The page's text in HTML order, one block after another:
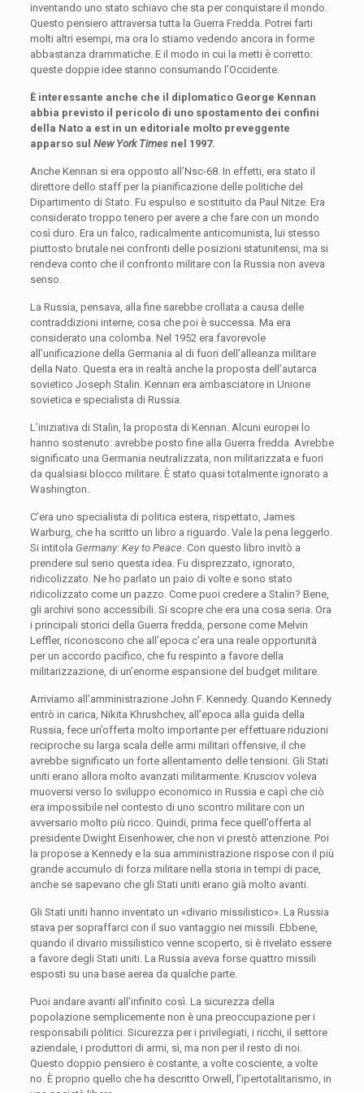
inventando uno stato schiavo che sta per conquistare il mondo.
Questo pensiero attraversa tutta la Guerra Fredda. Potrei farti
molti altri esempi, ma ora lo stiamo vedendo ancora in forme
abbastanza drammatiche. E il modo in cui la metti è corretto:
queste doppie idee stanno consumando l’Occidente.
È interessante anche che il diplomatico George Kennan
abbia previsto il pericolo di uno spostamento dei confini
della Nato a est in un editoriale molto preveggente
apparso sul New York Timesnel 1997.
Anche Kennan si era opposto all’Nsc-68. In effetti, era stato il
direttore dello staff per la pianificazione delle politiche del
Dipartimento di Stato. Fu espulso e sostituito da Paul Nitze. Era
considerato troppo tenero per avere a che fare con un mondo
così duro. Era un falco, radicalmente anticomunista, lui stesso
piuttosto brutale nei confronti delle posizioni statunitensi, ma si
rendeva conto che il confronto militare con la Russia non aveva
senso.
La Russia, pensava, alla fine sarebbe crollata a causa delle
contraddizioni interne, cosa che poi è successa. Ma era
considerato una colomba. Nel 1952 era favorevole
all’unificazione della Germania al di fuori dell’alleanza militare
della Nato. Questa era in realtà anche la proposta dell’autarca
sovietico Joseph Stalin. Kennan era ambasciatore in Unione
sovietica e specialista di Russia.
L’iniziativa di Stalin, la proposta di Kennan. Alcuni europei lo
hanno sostenuto: avrebbe posto fine alla Guerra fredda. Avrebbe
significato una Germania neutralizzata, non militarizzata e fuori
da qualsiasi blocco militare. È stato quasi totalmente ignorato a
Washington.
C’era uno specialista di politica estera, rispettato, James
Warburg, che ha scritto un libro a riguardo. Vale la pena leggerlo.
Si intitola Germany: Key to Peace. Con questo libro invitò a
prendere sul serio questa idea. Fu disprezzato, ignorato,
ridicolizzato. Ne ho parlato un paio di volte e sono stato
ridicolizzato come un pazzo. Come puoi credere a Stalin? Bene,
gli archivi sono accessibili. Si scopre che era una cosa seria. Ora
i principali storici della Guerra fredda, persone come Melvin
Leffler, riconoscono che all’epoca c’era una reale opportunità
per un accordo pacifico, che fu respinto a favore della
militarizzazione, di un’enorme espansione del budget militare.
Arriviamo all’amministrazione John F. Kennedy. Quando Kennedy
entrò in carica, Nikita Khrushchev, all’epoca alla guida della
Russia, fece un’offerta molto importante per effettuare riduzioni
reciproche su larga scala delle armi militari offensive, il che
avrebbe significato un forte allentamento delle tensioni. Gli Stati
uniti erano allora molto avanzati militarmente. Krusciov voleva
muoversi verso lo sviluppo economico in Russia e capì che ciò
era impossibile nel contesto di uno scontro militare con un
avversario molto più ricco. Quindi, prima fece quell’offerta al
presidente Dwight Eisenhower, che non vi prestò attenzione. Poi
la propose a Kennedy e la sua amministrazione rispose con il più
grande accumulo di forza militare nella storia in tempi di pace,
anche se sapevano che gli Stati uniti erano già molto avanti.
Gli Stati uniti hanno inventato un «divario missilistico». La Russia
stava per sopraffarci con il suo vantaggio nei missili. Ebbene,
quando il divario missilistico venne scoperto, si è rivelato essere
a favore degli Stati uniti. La Russia aveva forse quattro missili
esposti su una base aerea da qualche parte.
Puoi andare avanti all’infinito così. La sicurezza della
popolazione semplicemente non è una preoccupazione per i
responsabili politici. Sicurezza per i privilegiati, i ricchi, il settore
aziendale, i produttori di armi, sì, ma non per il resto di noi.
Questo doppio pensiero è costante, a volte cosciente, a volte
no. È proprio quello che ha descritto Orwell, l’ipertotalitarismo, in